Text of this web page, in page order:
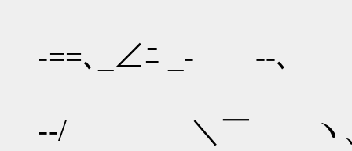
-==､_∠ﾆ _-￣ ‐-､
-‐/ ＼￣ ヽ